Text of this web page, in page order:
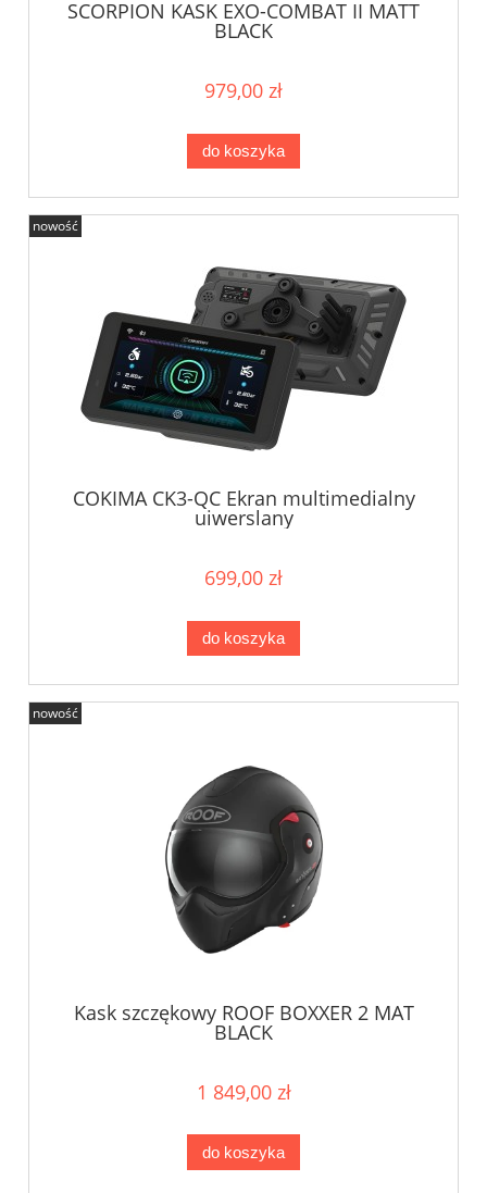
SCORPION KASK EXO-COMBAT II MATT
BLACK
979,00 zł
do koszyka
COKIMA CK3-QC Ekran multimedialny
uiwerslany
699,00 zł
do koszyka
nowość
Kask szczękowy ROOF BOXXER 2 MAT
BLACK
1 849,00 zł
do koszyka
nowość